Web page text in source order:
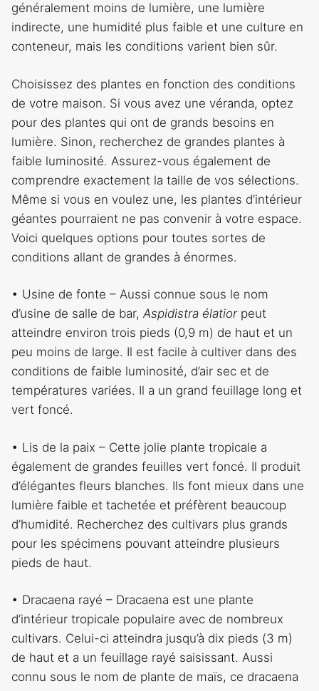
généralement moins de lumière, une lumière
indirecte, une humidité plus faible et une culture en
conteneur, mais les conditions varient bien sûr.
Choisissez des plantes en fonction des conditions
de votre maison. Si vous avez une véranda, optez
pour des plantes qui ont de grands besoins en
lumière. Sinon, recherchez de grandes plantes à
faible luminosité. Assurez-vous également de
comprendre exactement la taille de vos sélections.
Même si vous en voulez une, les plantes d’intérieur
géantes pourraient ne pas convenir à votre espace.
Voici quelques options pour toutes sortes de
conditions allant de grandes à énormes.
• Usine de fonte – Aussi connue sous le nom
d’usine de salle de bar, Aspidistra élatiorpeut
atteindre environ trois pieds (0,9 m) de haut et un
peu moins de large. Il est facile à cultiver dans des
conditions de faible luminosité, d’air sec et de
températures variées. Il a un grand feuillage long et
vert foncé.
• Lis de la paix – Cette jolie plante tropicale a
également de grandes feuilles vert foncé. Il produit
d’élégantes fleurs blanches. Ils font mieux dans une
lumière faible et tachetée et préfèrent beaucoup
d’humidité. Recherchez des cultivars plus grands
pour les spécimens pouvant atteindre plusieurs
pieds de haut.
• Dracaena rayé – Dracaena est une plante
d’intérieur tropicale populaire avec de nombreux
cultivars. Celui-ci atteindra jusqu’à dix pieds (3 m)
de haut et a un feuillage rayé saisissant. Aussi
connu sous le nom de plante de maïs, ce dracaena